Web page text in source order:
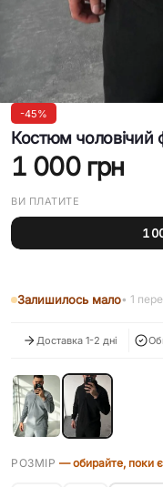
-45%
Костюм чоловічий
1 000 грн
ВИ ПЛАТИТЕ
1
Залишилось мало• 1
Доставка 1-2 дні
РОЗМІР — обирайте, поки